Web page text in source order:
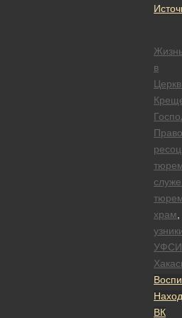
в
храм
ВК